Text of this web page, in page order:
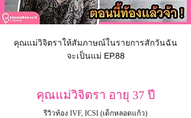
คุณแม่วิจิตราให้สัมภาษณ์ในรายการสักวันฉัน
จะเป็นแม่ EP.88
คุณแม่วิจิตรา อายุ 37 ปี
รีวิวท้อง IVF, ICSI (เด็กหลอดแก้ว)